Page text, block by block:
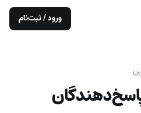
ورود / ثبت‌نام